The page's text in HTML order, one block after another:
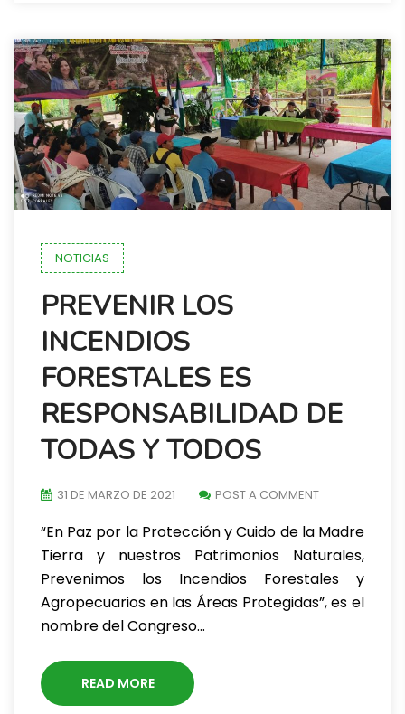
NOTICIAS
PREVENIR LOS
INCENDIOS
FORESTALES ES
RESPONSABILIDAD DE
TODAS Y TODOS
31 DE MARZO DE 2021 POST A COMMENT
“En Paz por la Protección y Cuido de la Madre
Tierra y nuestros Patrimonios Naturales,
Prevenimos los Incendios Forestales y
Agropecuarios en las Áreas Protegidas”, es el
nombre del Congreso…
READ MORE